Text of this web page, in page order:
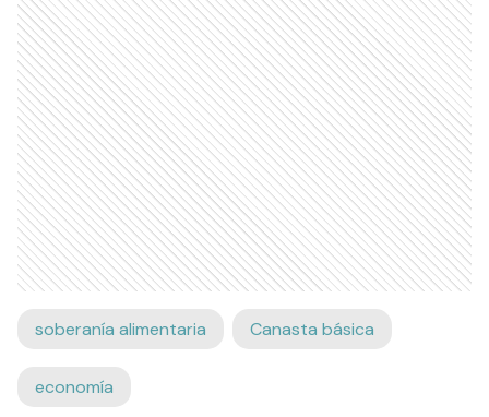
soberanía alimentaria Canasta básica
economía